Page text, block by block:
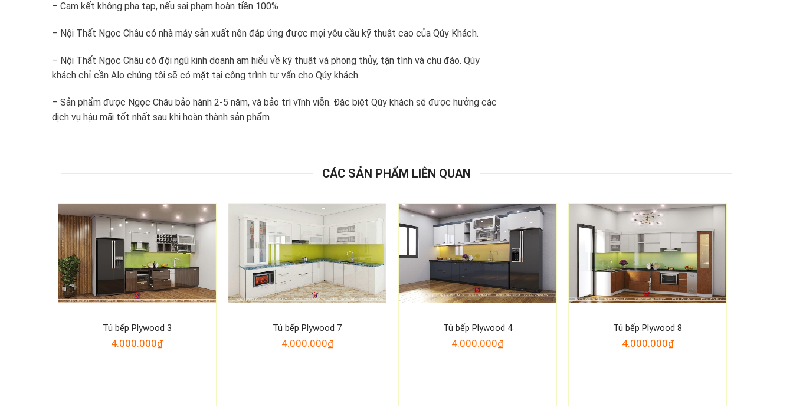
– Cam kết không pha tạp, nếu sai phạm hoàn tiền 100%
– Nội Thất Ngọc Châu có nhà máy sản xuất nên đáp ứng được mọi yêu cầu kỹ thuật cao của Qúy Khách.
– Nội Thất Ngọc Châu có đội ngũ kinh doanh am hiểu về kỹ thuật và phong thủy, tận tình và chu đáo. Qúy
khách chỉ cần Alo chúng tôi sẽ có mặt tại công trình tư vấn cho Qúy khách.
– Sản phẩm được Ngọc Châu bảo hành 2-5 năm, và bảo trì vĩnh viễn. Đặc biệt Qúy khách sẽ được hưởng các
dịch vụ hậu mãi tốt nhất sau khi hoàn thành sản phẩm .
CÁC SẢN PHẨM LIÊN QUAN
Tủ bếp Plywood 3
4.000.000₫
Tủ bếp Plywood 7
4.000.000₫
Tủ bếp Plywood 4
4.000.000₫
Tủ bếp Plywood 8
4.000.000₫